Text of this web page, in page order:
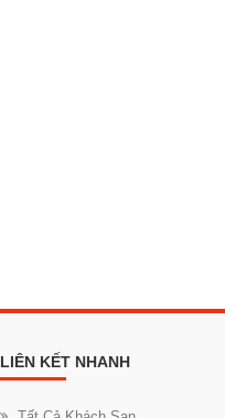
LIÊN KẾT NHANH